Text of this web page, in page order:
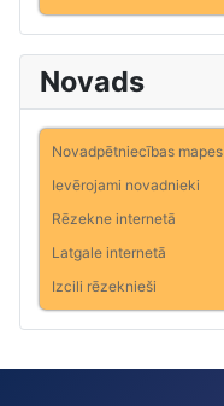
Novads
Novadpētniecības mapes
Ievērojami novadnieki
Rēzekne internetā
Latgale internetā
Izcili rēzeknieši